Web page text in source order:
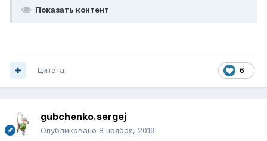
Показать контент
6
Цитата
gubchenko.sergej
Опубликовано 8 ноября, 2019